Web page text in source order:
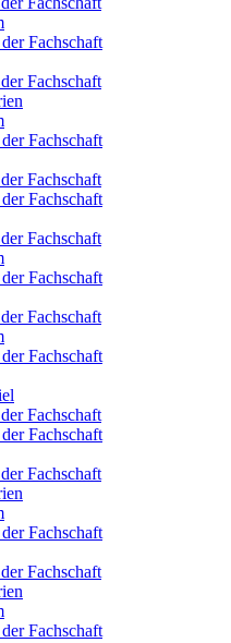
Fachschaft
Fachschaft
Fachschaft
Fachschaft
Fachschaft
Fachschaft
Fachschaft
Fachschaft
Fachschaft
Fachschaft
Fachschaft
Fachschaft
Fachschaft
Fachschaft
Fachschaft